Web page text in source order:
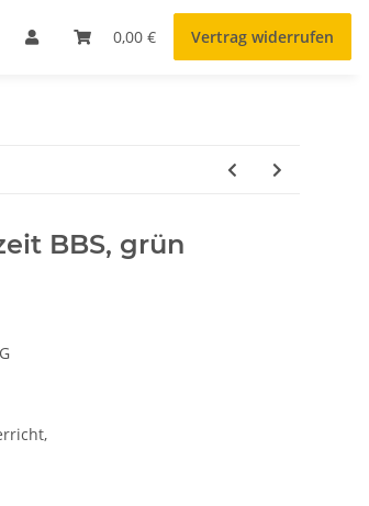
0,00 € Vertrag widerrufen
BBS, grün